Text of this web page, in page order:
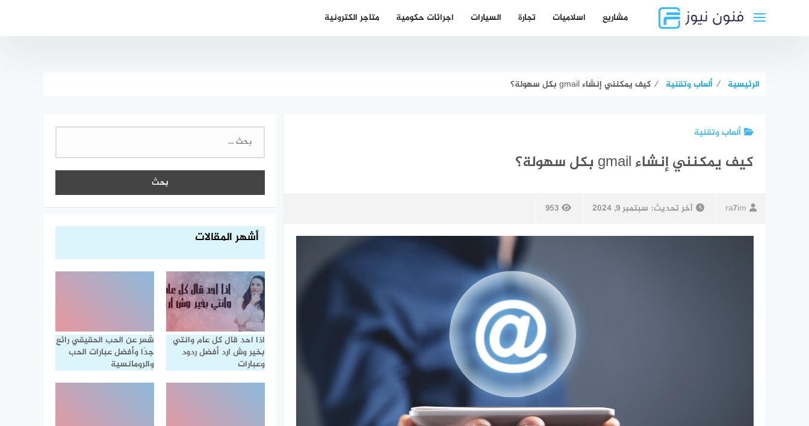
مشاريع اسلاميات تجارة السيارات اجرائات حكومية متاجر الكترونية
الرئيسية ⁄ ألعاب وتقنية ⁄ كيف يمكنني إنشاء gmail بكل سهولة؟
ألعاب وتقنية
كيف يمكنني إنشاء gmail بكل سهولة؟
ra7im آخر تحديث: سبتمبر 9, 2024 953
البحث
أشهر المقالات
اذا احد قال كل عام وانتي
بخير وش ارد أفضل ردود
وعبارات
شعر عن الحب الحقيقي رائع
جدًا وأفضل عبارات الحب
والرومانسية